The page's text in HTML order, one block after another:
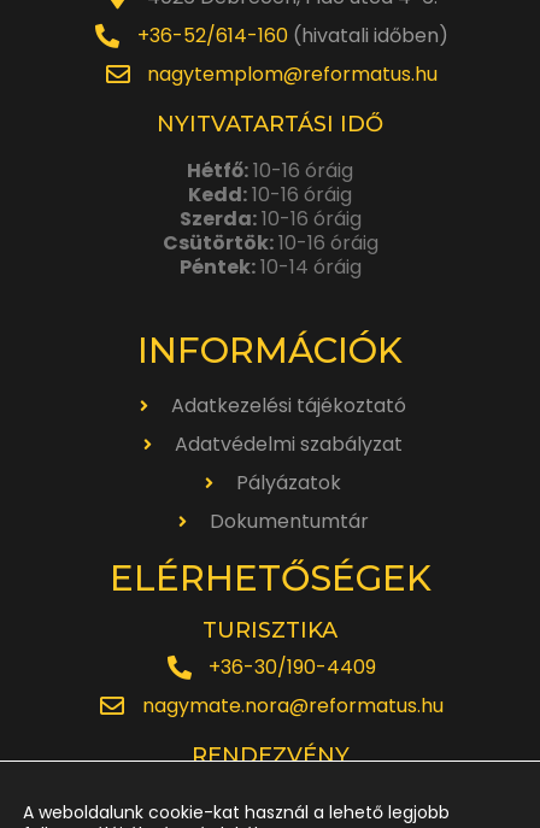
+36-52/614-160(hivatali időben)
nagytemplom@reformatus.hu
NYITVATARTÁSI IDŐ
Hétfő:10-16 óráig
Kedd:10-16 óráig
Szerda:10-16 óráig
Csütörtök:10-16 óráig
Péntek:10-14 óráig
INFORMÁCIÓK
Adatkezelési tájékoztató
Adatvédelmi szabályzat
Pályázatok
Dokumentumtár
ELÉRHETŐSÉGEK
TURISZTIKA
+36-30/190-4409
nagymate.nora@reformatus.hu
RENDEZVÉNY
A weboldalunk cookie-kat használ a lehető legjobb